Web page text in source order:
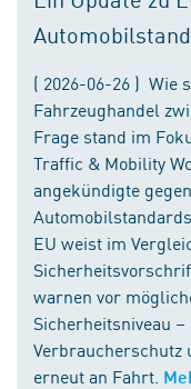
( 2026-06-26 ) Wie
Fahrzeughandel
Frage stand im
Traffic & Mobility
angekündigte
EU weist im
warnen vor
Sicherheitsniveau
Verbraucherschutz
erneut an Fahrt.